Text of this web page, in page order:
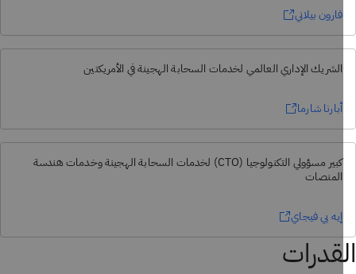
فارون بيلاني
الشريك الإداري العالمي لخدمات السحابة الهجينة في الأمريكتين
أبارنا شارما
كبير مسؤولي التكنولوجيا (CTO) لخدمات السحابة الهجينة وخدمات هندسة
المنصات
إيه بي فيجاي